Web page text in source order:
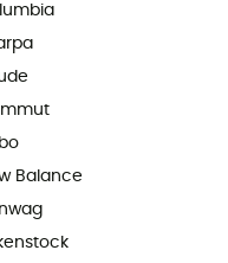
Balance